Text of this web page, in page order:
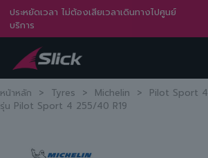
ประหยัดเวลา ไม่ต้องเสียเวลาเดินทางไปศูนย์
บริการ
หน้าหลัก > Tyres > Michelin > Pilot Sport 4
รุ่น Pilot Sport 4 255/40 R19